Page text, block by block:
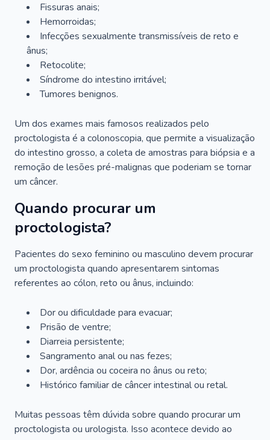
Fissuras anais;
Hemorroidas;
Infecções sexualmente transmissíveis de reto e
ânus;
Retocolite;
Síndrome do intestino irritável;
Tumores benignos.
Um dos exames mais famosos realizados pelo
proctologista é a colonoscopia, que permite a visualização
do intestino grosso, a coleta de amostras para biópsia e a
remoção de lesões pré-malignas que poderiam se tornar
um câncer.
Quando procurar um
proctologista?
Pacientes do sexo feminino ou masculino devem procurar
um proctologista quando apresentarem sintomas
referentes ao cólon, reto ou ânus, incluindo:
Dor ou dificuldade para evacuar;
Prisão de ventre;
Diarreia persistente;
Sangramento anal ou nas fezes;
Dor, ardência ou coceira no ânus ou reto;
Histórico familiar de câncer intestinal ou retal.
Muitas pessoas têm dúvida sobre quando procurar um
proctologista ou urologista. Isso acontece devido ao